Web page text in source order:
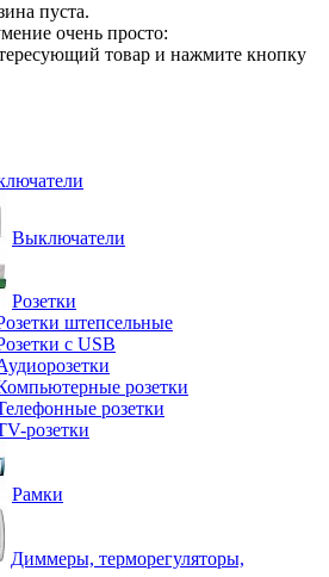
пуста.
очень просто:
товар и нажмите кнопку
Выключатели
Розетки
штепсельные
с USB
розетки
розетки
розетки
Рамки
Диммеры, терморегуляторы,